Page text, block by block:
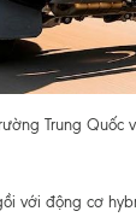
Trung Quốc
với động cơ